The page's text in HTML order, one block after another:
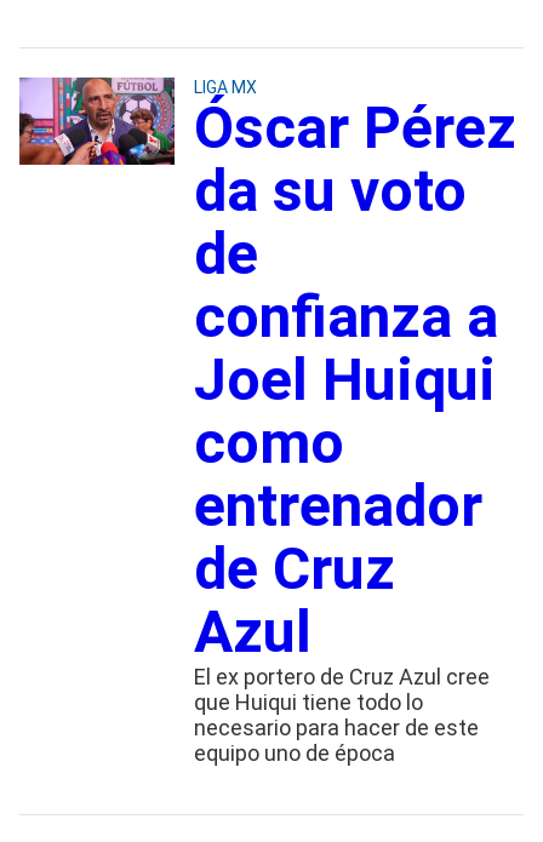
LIGA MX
Óscar Pérez
da su voto
de
confianza a
Joel Huiqui
como
entrenador
de Cruz
Azul
El ex portero de Cruz Azul cree
que Huiqui tiene todo lo
necesario para hacer de este
equipo uno de época